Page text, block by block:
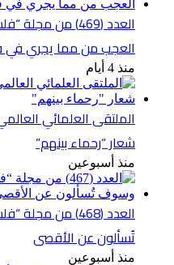
العدد (469) من
العجب من مما يجري
منذ 4 أيام
الملتقى العلمائي
شعار “رحماء بينهم”
منذ أسبوعين
العدد (468) من
تُسألون عن الأقصى
منذ أسبوعين